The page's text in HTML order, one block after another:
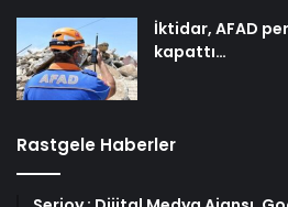
İktidar, AFAD
kapattı…
Rastgele Haberler